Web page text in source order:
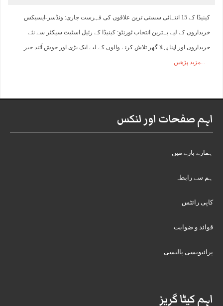
کینیڈا کے 15 انتہائی سستی ترین علاقوں کی فہرست جاری: ونڈسر-ایسیکس
خریداروں کے لیے بہترین انتخاب ٹورنٹو: کینیڈا کے رئیل اسٹیٹ سیکٹر سے نئے
خریداروں اور اپنا پہلا گھر تلاش کرنے والوں کے لیے ایک بڑی اور خوش آئند خبر
مزید پڑھیں
اہم صفحات اور لنکس
ہمارے بارے میں
ہم سے رابطہ
کاپی رائٹس
قوائد و ضوابت
پرائیویسی پالیسی
اہم کیٹا گریز